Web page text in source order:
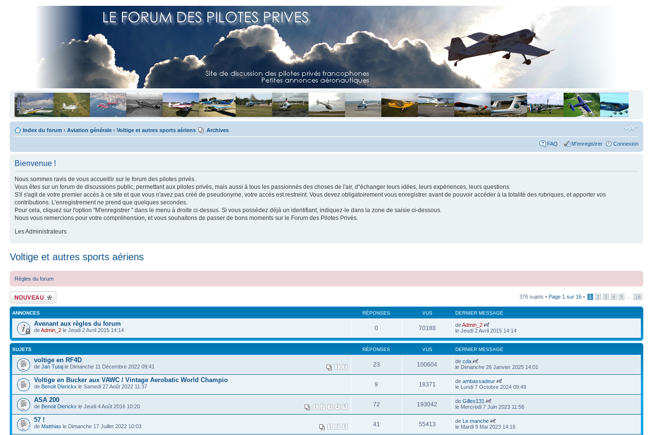
Index du forum ‹ Aviation générale ‹ Voltige et autres sports aériens Archives
FAQ M'enregistrer Connexion
Bienvenue !
Nous sommes ravis de vous accueillir sur le forum des pilotes privés.
Vous êtes sur un forum de discussions public, permettant aux pilotes privés, mais aussi à tous les passionnés des choses de l'air, d"échanger leurs idées, leurs expériences, leurs questions.
S'il s'agit de votre premier accès à ce site et que vous n'avez pas créé de pseudonyme, votre accès est restreint. Vous devez obligatoirement vous enregistrer avant de pouvoir accéder à la totalité des rubriques, et apporter vos
contributions. L'enregistrement ne prend que quelques secondes.
Pour cela, cliquez sur l'option "M'enregistrer " dans le menu à droite ci-dessus. Si vous possédez déjà un identifiant, indiquez-le dans la zone de saisie ci-dessous.
Nous vous remercions pour votre compréhension, et vous souhaitons de passer de bons moments sur le Forum des Pilotes Privés.
Les Administrateurs
Voltige et autres sports aériens
Règles du forum
Ecrire un nouveau
sujet
376 sujets • Page 1 sur 16 • 1 2 3 4 5 16
ANNONCES RÉPONSES VUS DERNIER MESSAGE
Avenant aux règles du forum
deAdmin_2 le Jeudi 2 Avril 2015 14:14 0 70188 deAdmin_2
le Jeudi 2 Avril 2015 14:14
SUJETS RÉPONSES VUS DERNIER MESSAGE
voltige en RF4D
1 2
de Jan Tutaj le Dimanche 11 Décembre 2022 09:41 23 100604 decda
le Dimanche 26 Janvier 2025 14:01
Voltige en Bucker aux VAWC / Vintage Aerobatic World Champio
de Benoit Dierickx le Samedi 27 Août 2022 11:37 9 18371 deambassadeur
le Lundi 7 Octobre 2024 09:49
ASA 200
1 2 3 4 5
de Benoit Dierickx le Jeudi 4 Août 2016 10:20 72 193042 deGilles131
le Mercredi 7 Juin 2023 11:56
57 !
1 2 3
de Matthias le Dimanche 17 Juillet 2022 10:03 41 55413 de Le manche
le Mardi 9 Mai 2023 14:16